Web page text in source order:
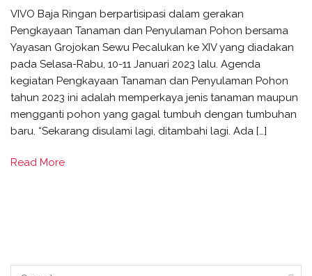
VIVO Baja Ringan berpartisipasi dalam gerakan
Pengkayaan Tanaman dan Penyulaman Pohon bersama
Yayasan Grojokan Sewu Pecalukan ke XIV yang diadakan
pada Selasa-Rabu, 10-11 Januari 2023 lalu. Agenda
kegiatan Pengkayaan Tanaman dan Penyulaman Pohon
tahun 2023 ini adalah memperkaya jenis tanaman maupun
mengganti pohon yang gagal tumbuh dengan tumbuhan
baru. “Sekarang disulami lagi, ditambahi lagi. Ada […]
Read More